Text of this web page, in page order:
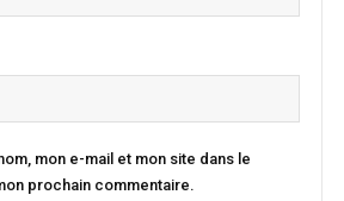
mon e-mail et mon site dans le
prochain commentaire.